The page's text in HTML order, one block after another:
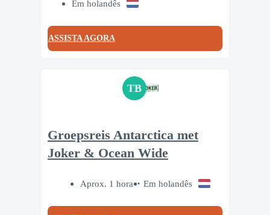
Em holandês
ASSISTA AGORA
TB
Groepsreis Antarctica met
Joker & Ocean Wide
Aprox. 1 hora Em holandês